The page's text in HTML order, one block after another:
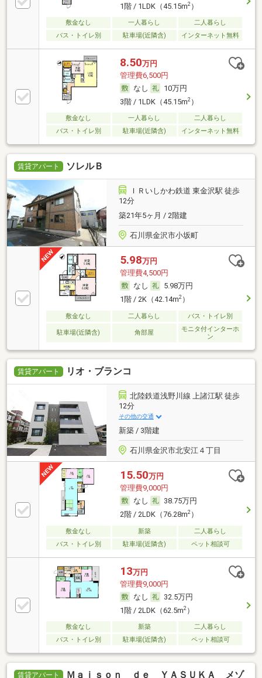
1階 / 1LDK（45.15m2）
敷金なし 一人暮らし
二人暮らし
バス・トイレ別
駐車場(近隣含) インターネット無料
8.50万円
管理費6,500円
なし
10万円
3階 / 1LDK（45.15m2）
敷金なし 一人暮らし
二人暮らし
バス・トイレ別
駐車場(近隣含) インターネット無料
賃貸アパート ソレルＢ
ＩＲいしかわ鉄道 東金沢駅 徒歩
12分
築21年5ヶ月 / 2階建
石川県金沢市小坂町
5.98万円
管理費4,500円
なし
5.98万円
1階 / 2K（42.14m2）
敷金なし 二人暮らし バス・トイレ別
駐車場(近隣含) 角部屋
モニタ付インターホ
ン
賃貸アパート リオ・ブランコ
北陸鉄道浅野川線 上諸江駅 徒歩
12分
その他の交通
新築 / 3階建
石川県金沢市北安江４丁目
15.50万円
管理費9,000円
なし
38.75万円
2階 / 2LDK（76.28m2）
敷金なし 新築
二人暮らし
バス・トイレ別
駐車場(近隣含) ペット相談可
13万円
管理費9,000円
なし
32.5万円
1階 / 2LDK（62.5m2）
敷金なし 新築
二人暮らし
バス・トイレ別
駐車場(近隣含) ペット相談可
賃貸アパート Ｍａｉｓｏｎ ｄｅ ＹＡＳＵＫＡ メゾ